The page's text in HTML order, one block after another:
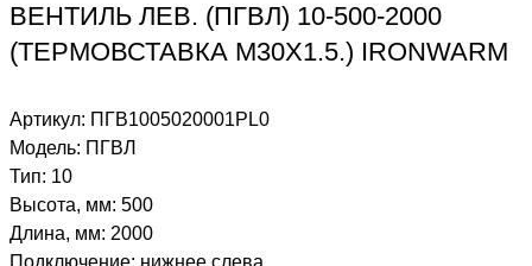
ВЕНТИЛЬ ЛЕВ. (ПГВЛ) 10-500-2000
(ТЕРМОВСТАВКА М30Х1.5.) IRONWARM
Артикул: ПГВ1005020001PL0
Модель: ПГВЛ
Тип: 10
Высота, мм: 500
Длина, мм: 2000
Подключение: нижнее слева